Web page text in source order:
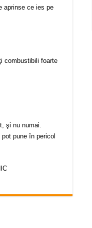
ce ies pe
combustibili foarte
şi nu numai.
pune în pericol